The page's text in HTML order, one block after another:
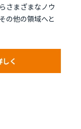
さまざまなノウ
の他の領域へと
く